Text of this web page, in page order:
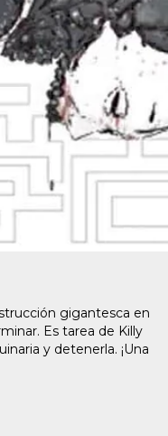
gigantesca en
Es tarea de Killy
y detenerla. ¡Una